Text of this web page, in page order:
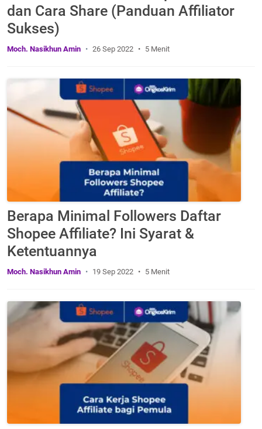
dan Cara Share (Panduan Affiliator
Sukses)
Moch. Nasikhun Amin 26 Sep 2022 5 Menit
Berapa Minimal Followers Daftar
Shopee Affiliate? Ini Syarat &
Ketentuannya
Moch. Nasikhun Amin 19 Sep 2022 5 Menit